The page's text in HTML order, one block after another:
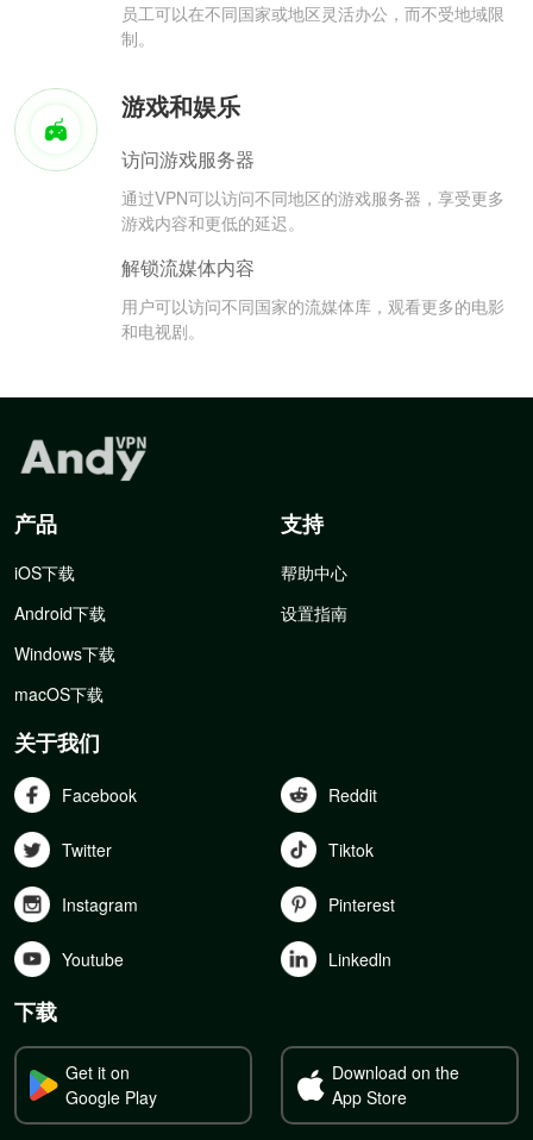
员工可以在不同国家或地区灵活办公，而不受地域限
制。
游戏和娱乐
访问游戏服务器
通过VPN可以访问不同地区的游戏服务器，享受更多
游戏内容和更低的延迟。
解锁流媒体内容
用户可以访问不同国家的流媒体库，观看更多的电影
和电视剧。
产品
iOS下载
Android下载
Windows下载
macOS下载
支持
帮助中心
设置指南
关于我们
Facebook Reddit
Twitter Tiktok
Instagram Pinterest
Youtube Linkedln
下载
Get it on
Google Play
Download on the
App Store